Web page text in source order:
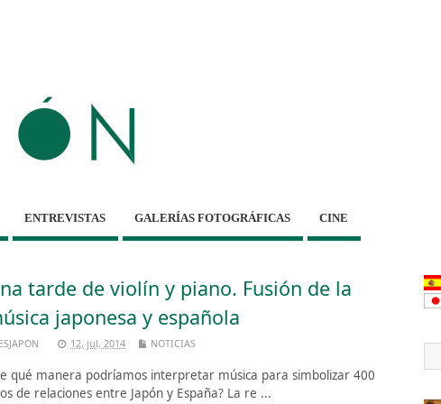
ENTREVISTAS GALERÍAS FOTOGRÁFICAS CINE
tarde de violín y piano. Fusión de la
japonesa y española
12, jul, 2014 NOTICIAS
qué manera podríamos interpretar música para simbolizar 400
de relaciones entre Japón y España? La re ...